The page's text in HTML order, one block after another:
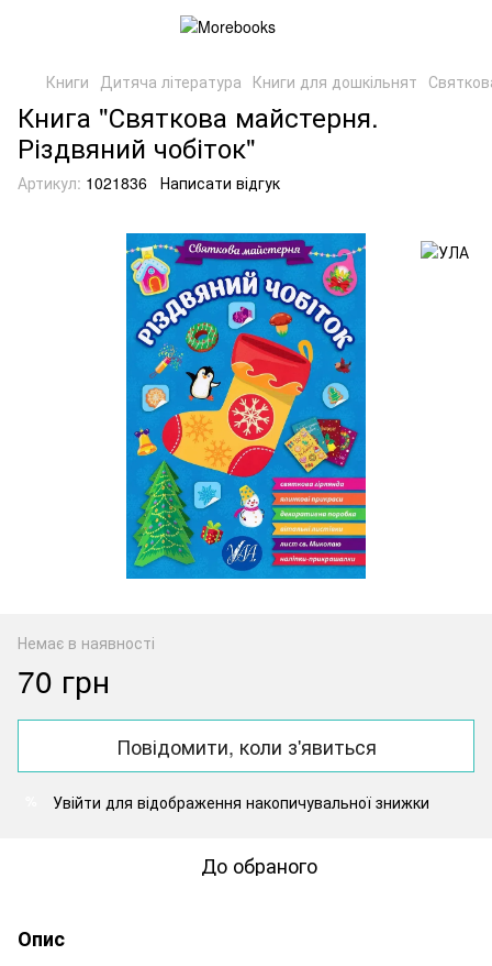
Книги Дитяча література Книги для дошкільнят
Книга "Святкова майстерня.
Різдвяний чобіток"
Артикул: 1021836 Написати відгук
Немає в наявності
70 грн
Повідомити, коли з'явиться
Увійти для відображення накопичувальної знижки
До обраного
Опис